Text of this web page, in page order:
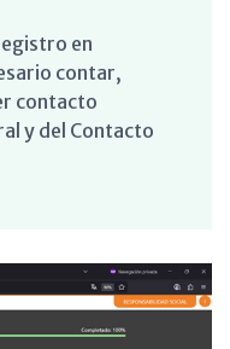
en
contar,
contacto
y del Contacto